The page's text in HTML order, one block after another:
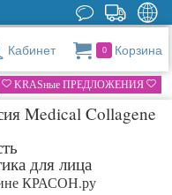
Кабинет 0 Корзина
KRASные ПРЕДЛОЖЕНИЯ
Medical Collagene
для лица
КРАСОН.ру